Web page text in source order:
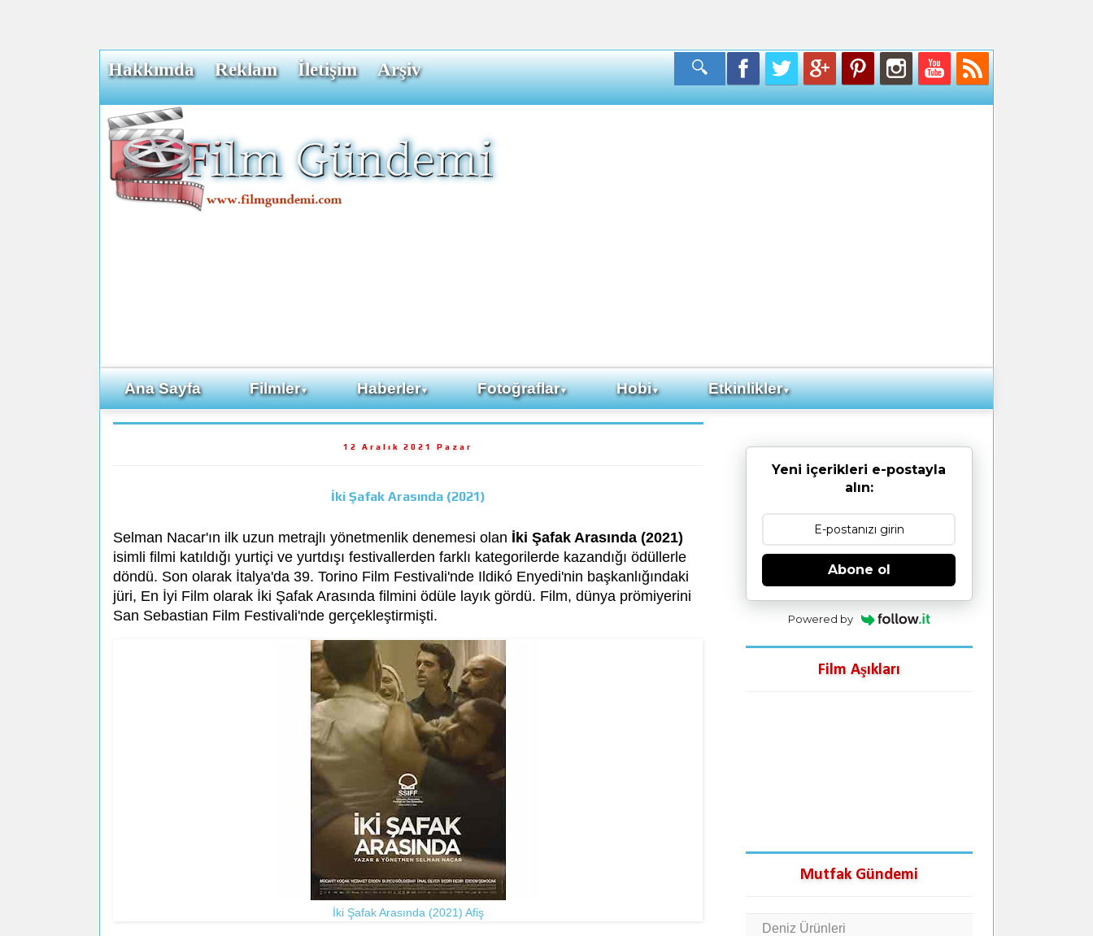
Hakkımda Reklam İletişim Arşiv
Ana Sayfa Filmler▼ Haberler▼ Fotoğraflar▼ Hobi▼ Etkinlikler▼
12 Aralık 2021 Pazar
İki Şafak Arasında (2021)
Selman Nacar'ın ilk uzun metrajlı yönetmenlik denemesi olan İki Şafak Arasında (2021)
isimli filmi katıldığı yurtiçi ve yurtdışı festivallerden farklı kategorilerde kazandığı ödüllerle
döndü. Son olarak İtalya'da 39. Torino Film Festivali'nde Ildikó Enyedi'nin başkanlığındaki
jüri, En İyi Film olarak İki Şafak Arasında filmini ödüle layık gördü. Film, dünya prömiyerini
San Sebastian Film Festivali'nde gerçekleştirmişti.
İki Şafak Arasında (2021) Afiş
Yeni içerikleri e-postayla
alın:
Abone ol
Powered by
Film Aşıkları
Mutfak Gündemi
Deniz Ürünleri